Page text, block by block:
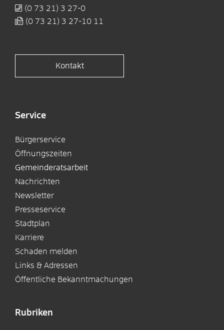
(0 73 21) 3 27-0
(0 73 21) 3 27-10 11
Kontakt
Service
Bürgerservice
Öffnungszeiten
Gemeinderatsarbeit
Nachrichten
Newsletter
Presseservice
Stadtplan
Karriere
Schaden melden
Links & Adressen
Öffentliche Bekanntmachungen
Rubriken